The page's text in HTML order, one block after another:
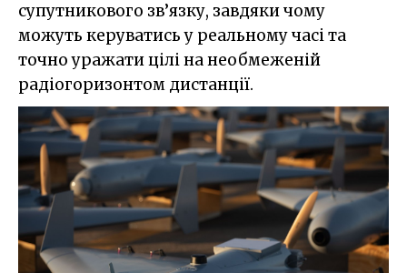
супутникового зв’язку, завдяки чому
можуть керуватись у реальному часі та
точно уражати цілі на необмеженій
радіогоризонтом дистанції.